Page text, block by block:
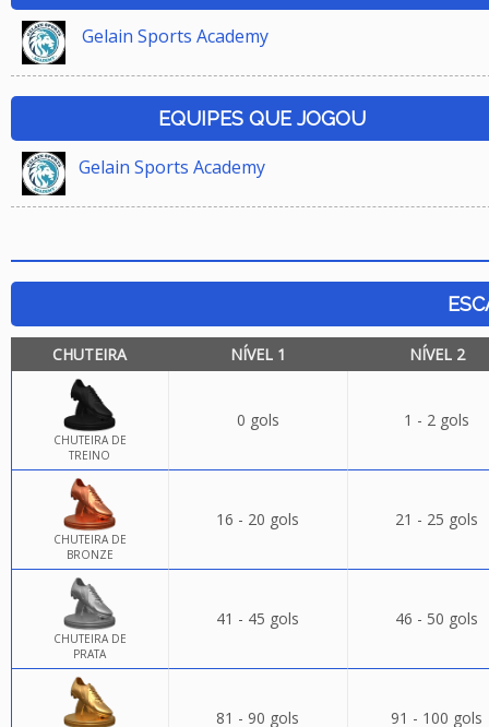
Gelain Sports Academy
EQUIPES QUE JOGOU
Gelain Sports Academy
CHUTEIRA NÍVEL 1 NÍVEL 2
CHUTEIRA DE
TREINO
0 gols 1 - 2 gols
CHUTEIRA DE
BRONZE
16 - 20 gols 21 - 25 gols
CHUTEIRA DE
PRATA
41 - 45 gols 46 - 50 gols
81 - 90 gols 91 - 100 gols